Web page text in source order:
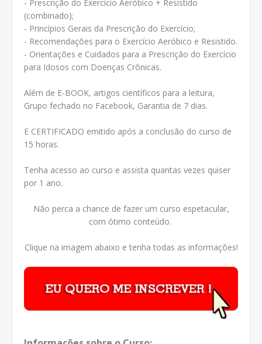
- Prescrição do Exercício Aeróbico + Resistido
(combinado);
- Princípios Gerais da Prescrição do Exercício;
- Recomendações para o Exercício Aeróbico e Resistido.
- Orientações e Cuidados para a Prescrição do Exercício
para Idosos com Doenças Crônicas.
Além de E-BOOK, artigos científicos para a leitura,
Grupo fechado no Facebook, Garantia de 7 dias.
E CERTIFICADO emitido após a conclusão do curso de
15 horas.
Tenha acesso ao curso e assista quantas vezes quiser
por 1 ano.
Não perca a chance de fazer um curso espetacular,
com ótimo conteúdo.
Clique na imagem abaixo e tenha todas as informações!